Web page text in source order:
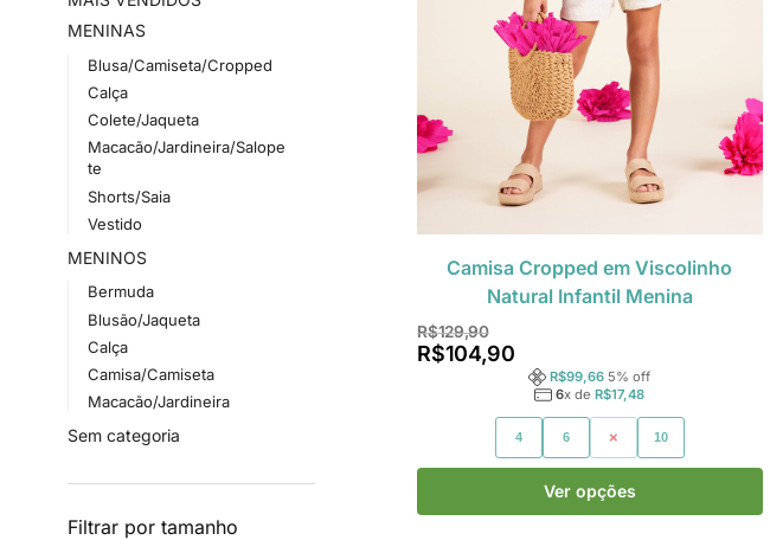
Camisa Cropped em Viscolinho
Natural Infantil Menina
R$129,90
R$104,90
R$99,66 5% off
6x deR$17,48
4 6 8 10
Ver opções
MENINAS
Blusa/Camiseta/Cropped
Calça
Colete/Jaqueta
Macacão/Jardineira/Salope
te
Shorts/Saia
Vestido
MENINOS
Bermuda
Blusão/Jaqueta
Calça
Camisa/Camiseta
Macacão/Jardineira
Sem categoria
Filtrar por tamanho